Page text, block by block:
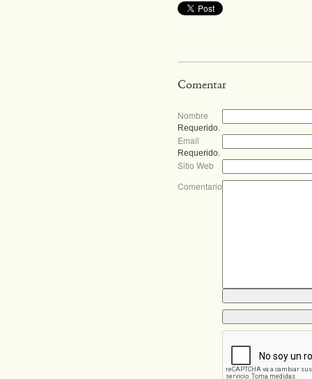
Comentar
Nombre
Requerido.
Email
Requerido.
Sitio Web
Comentario